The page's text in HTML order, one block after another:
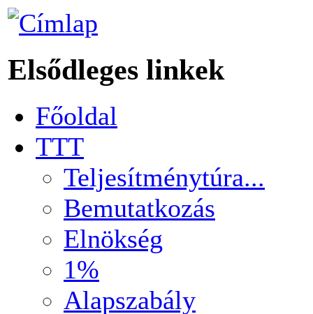
Elsődleges linkek
Főoldal
TTT
Teljesítménytúra...
Bemutatkozás
Elnökség
1%
Alapszabály